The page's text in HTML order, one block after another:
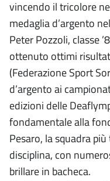
vincendo il tricolore
medaglia d’argento
Peter Pozzoli, classe
ottenuto ottimi
(Federazione Sport
d’argento ai
edizioni delle
fondamentale alla
Pesaro, la squadra
disciplina, con
brillare in bacheca.